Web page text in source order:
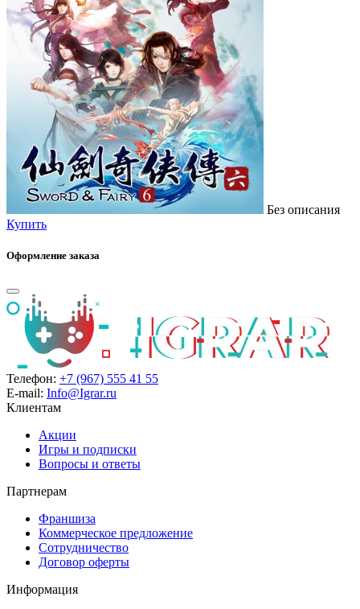
Без описания
Купить
Оформление заказа
Телефон: +7 (967) 555 41 55
E-mail: Info@Igrar.ru
Клиентам
Акции
Игры и подписки
Вопросы и ответы
Партнерам
Франшиза
Коммерческое предложение
Сотрудничество
Договор оферты
Информация